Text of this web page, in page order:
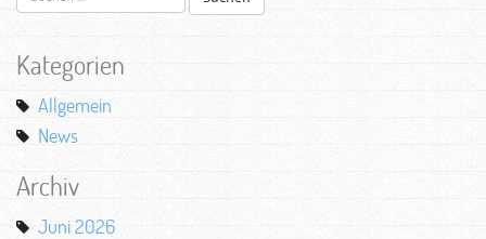
nach:
Kategorien
Allgemein
News
Archiv
Juni 2026